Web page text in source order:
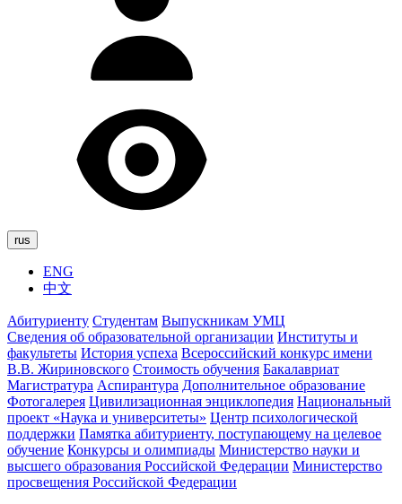
rus
ENG
中文
Абитуриенту Студентам Выпускникам УМЦ
Сведения об образовательной организации Институты и
факультеты История успеха Всероссийский конкурс имени
В.В. Жириновского Стоимость обучения Бакалавриат
Магистратура Аспирантура Дополнительное образование
Фотогалерея Цивилизационная энциклопедия Национальный
проект «Наука и университеты» Центр психологической
поддержки Памятка абитуриенту, поступающему на целевое
обучение Конкурсы и олимпиады Министерство науки и
высшего образования Российской Федерации Министерство
просвещения Российской Федерации